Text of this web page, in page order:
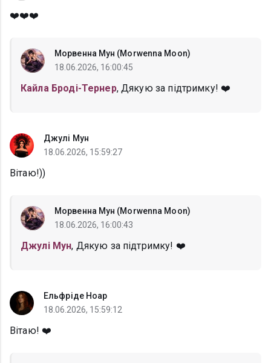
❤️❤️❤️
Морвенна Мун (Morwenna Moon)
18.06.2026, 16:00:45
Кайла Броді-Тернер, Дякую за підтримку! ❤️
Джулі Мун
18.06.2026, 15:59:27
Вітаю!))
Морвенна Мун (Morwenna Moon)
18.06.2026, 16:00:43
Джулі Мун, Дякую за підтримку! ❤️
Ельфріде Ноар
18.06.2026, 15:59:12
Вітаю! ❤️